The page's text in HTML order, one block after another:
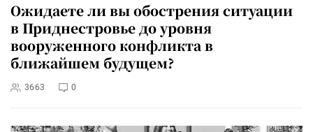
Ожидаете ли вы обострения ситуации
в Приднестровье до уровня
вооруженного конфликта в
ближайшем будущем?
3663 0